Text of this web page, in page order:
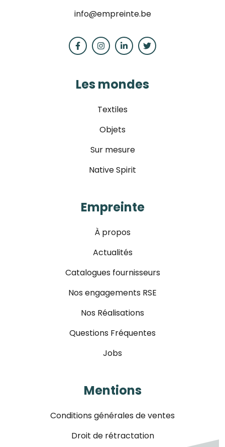
info@empreinte.be
Les mondes
Textiles
Objets
Sur mesure
Native Spirit
Empreinte
À propos
Actualités
Catalogues fournisseurs
Nos engagements RSE
Nos Réalisations
Questions Fréquentes
Jobs
Mentions
Conditions générales de ventes
Droit de rétractation